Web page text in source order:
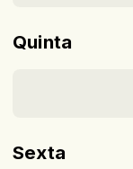
Quinta
Sexta